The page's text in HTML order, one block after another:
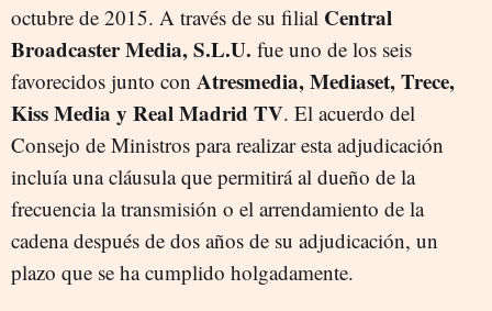
octubre de 2015. A través de su filial Central
Broadcaster Media, S.L.U. fue uno de los seis
favorecidos junto con Atresmedia, Mediaset, Trece,
Kiss Media y Real Madrid TV. El acuerdo del
Consejo de Ministros para realizar esta adjudicación
incluía una cláusula que permitirá al dueño de la
frecuencia la transmisión o el arrendamiento de la
cadena después de dos años de su adjudicación, un
plazo que se ha cumplido holgadamente.